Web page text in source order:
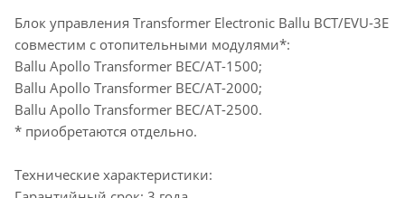
Блок управления Transformer Electronic Ballu BCT/EVU-3E
совместим с отопительными модулями*:
Ballu Apollo Transformer BEC/AT-1500;
Ballu Apollo Transformer BEC/AT-2000;
Ballu Apollo Transformer BEC/AT-2500.
* приобретаются отдельно.
Технические характеристики: